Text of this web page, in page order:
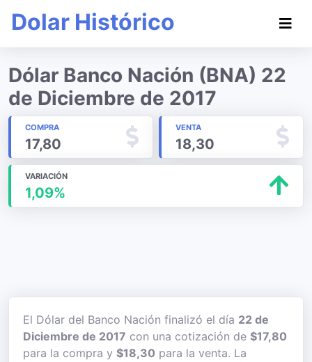
Dolar Histórico
Dólar Banco Nación (BNA) 22
de Diciembre de 2017
COMPRA
17,80
VENTA
18,30
VARIACIÓN
1,09%
El Dólar del Banco Nación finalizó el día 22 de
Diciembre de 2017 con una cotización de $17,80
para la compra y $18,30 para la venta. La